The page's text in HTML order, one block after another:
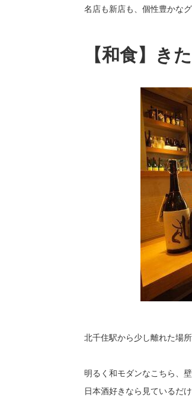
名店も新店も、個性豊かな
【和食】き
北千住駅から少し離れた場
明るく和モダンなこちら、
日本酒好きなら見ているだ